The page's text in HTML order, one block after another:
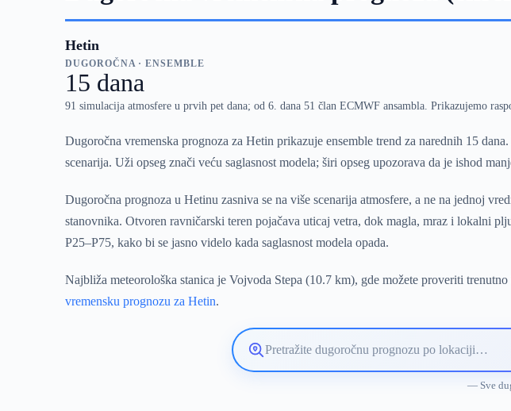
Hetin
DUGOROČNA · ENSEMBLE
15 dana
91 simulacija atmosfere u prvih pet dana; od 6. dana 51 član ECMWF ansambla. Prikazujemo
Dugoročna vremenska prognoza za Hetin prikazuje ensemble trend za narednih 15
scenarija. Uži opseg znači veću saglasnost modela; širi opseg upozorava da je ishod
Dugoročna prognoza u Hetinu zasniva se na više scenarija atmosfere, a ne na jednoj
stanovnika. Otvoren ravničarski teren pojačava uticaj vetra, dok magla, mraz i lokalni
P25–P75, kako bi se jasno videlo kada saglasnost modela opada.
Najbliža meteorološka stanica je Vojvoda Stepa (10.7 km), gde možete proveriti
vremensku prognozu za Hetin.
Pretražite
lokaciju
— Sve